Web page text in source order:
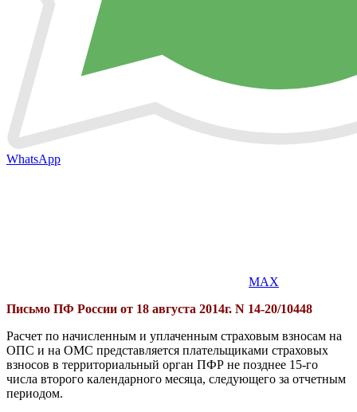
WhatsApp
MAX
Письмо ПФ России от 18 августа 2014г. N 14-20/10448
Расчет по начисленным и уплаченным страховым взносам на
ОПС и на ОМС представляется плательщиками страховых
взносов в территориальный орган ПФР не позднее 15-го
числа второго календарного месяца, следующего за отчетным
периодом.